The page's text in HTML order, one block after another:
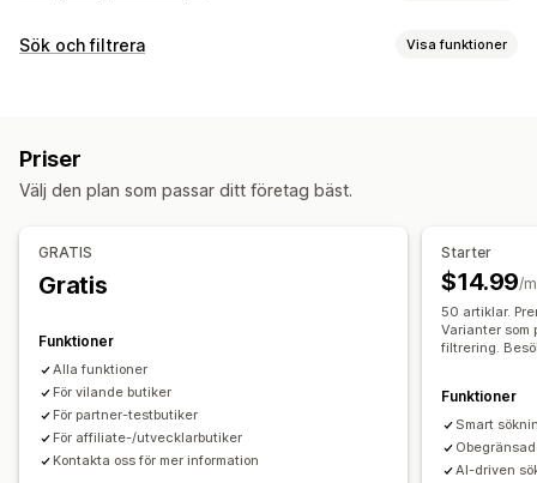
Menystil
Surfning
Länkstig
Oändlig bläddring
Bläddra längst upp
Anpassning
Färg och teckensnitt
Sök och filtrera Visa funktioner
AI-sökning
Stoppord Sökförslag Produktboost Flera filter
Uteslut resultat
Mobilanpassning
Visning av filter
Sortering
Analysverktyg
AI-insikter Filteranvändning
Analysverktyg i realtid
Priser
Välj den plan som passar ditt företag bäst.
GRATIS
Gratis
Funktioner
Alla funktioner
För vilande butiker
För partner-testbutiker
För affiliate-/utvecklarbutiker
Kontakta oss för mer information
Starter
$14.99/
50 artiklar.
Varianter som
filtrering.
Funktioner
Smart
AI-driven